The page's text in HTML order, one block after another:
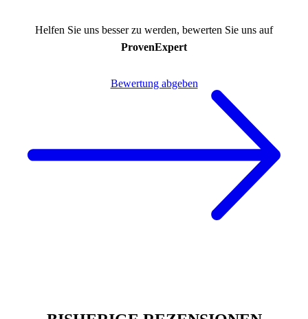
Helfen Sie uns besser zu werden, bewerten Sie uns auf
ProvenExpert
Bewertung abgeben